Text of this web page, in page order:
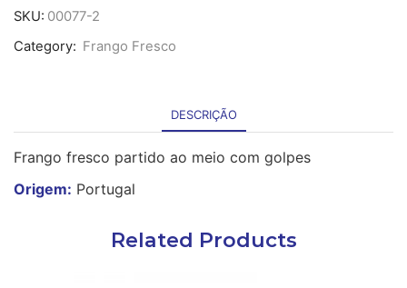
Frango
Arranjado
SKU: 00077-2
Category: Frango Fresco
DESCRIÇÃO
Frango fresco partido ao meio com golpes
Origem: Portugal
Related Products